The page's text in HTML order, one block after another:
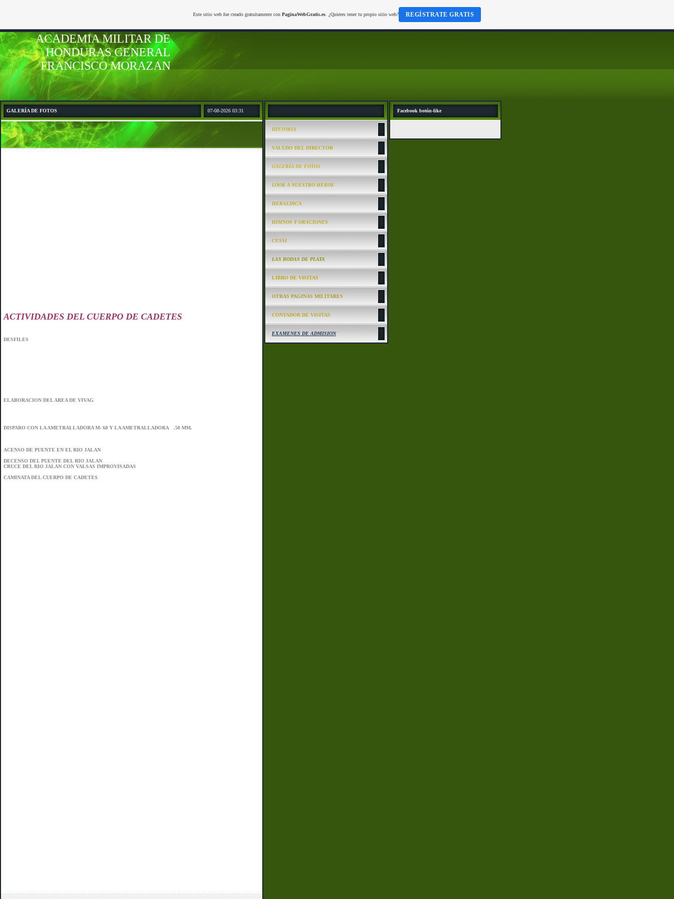
ACADEMIA MILITAR DE
HONDURAS GENERAL
FRANCISCO MORAZAN
GALERÍA DE FOTOS 07-08-2026 03:31
ACTIVIDADES DEL CUERPO DE CADETES
DESFILES
ELABORACION DEL AREA DE VIVAG
DISPARO CON LA AMETRALLADORA M- 60 Y LA AMETRALLADORA .50 MM.
ACENSO DE PUENTE EN EL RIO JALAN
DECENSO DEL PUENTE DEL RIO JALAN
CRUCE DEL RIO JALAN CON VALSAS IMPROVISADAS
CAMINATA DEL CUERPO DE CADETES
HISTORIA
SALUDO DEL DIRECTOR
GALERÍA DE FOTOS
LOOR A NUESTRO HEROE
HERALDICA
HIMNOS Y ORACIONES
CESSI
LAS BODAS DE PLATA
LIBRO DE VISITAS
OTRAS PAGINAS MILITARES
CONTADOR DE VISITAS
EXAMENES DE ADMISION
Facebook botón-like
Este sitio web fue creado gratuitamente con PaginaWebGratis.es. ¿Quieres tener tu propio sitio web? REGÍSTRATE GRATIS